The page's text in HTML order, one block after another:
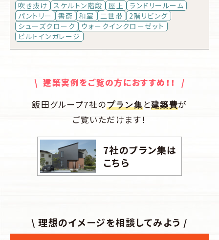
吹き抜け
スケルトン階段 屋上
ランドリールーム
パントリー
書斎 和室 二世帯
2階リビング
シューズクローク
ウォークインクローゼット
ビルトインガレージ
\ 建築実例をご覧の方におすすめ！！ /
飯田グループ7社のプラン集と建築費が
ご覧いただけます！
7社のプラン集は
こちら
\ 理想のイメージを相談してみよう /